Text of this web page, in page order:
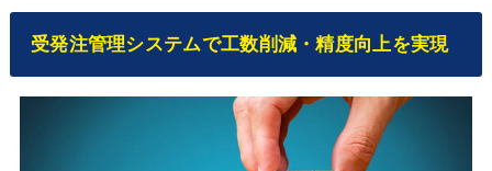
受発注管理システムで工数削減・精度向上を実現